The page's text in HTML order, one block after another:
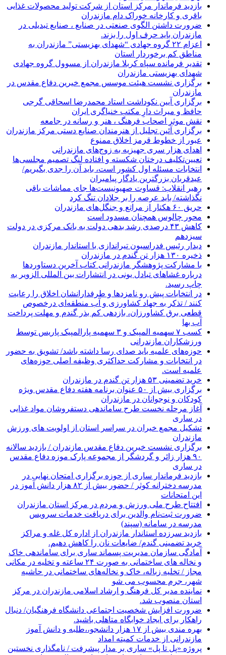
بازدید فرماندار مرکز استان از شرکت تولید محصولات غذایی
باقری و کارخانه خوراک دام مازندران
ضرورت داشتن الگوی صنعتی در صنایع ، صنایع تبدیلی در
مازندران باید حرف اول را بزند.
اعزام ۲۲ گروه جهادی “شهدای بهزیستی” مازندران به
مناطق کم برخوردار استان
تقدیر فرمانده سپاه کربلا مازندران از مسوول گروه جهادی
شهدای بهزیستی مازندران
برگزاری نشست هیئت موسس مجمع خیرین دفاع مقدس در
مازندران
برگزاری آیین نکوداشت استاد محمدرضا اسحاقی گرجی
حافظ و میراث دارِ مکتب خنیاگری ایران
نقش موثر اصحاب فرهنگ ، هنر و رسانه در جامعه
برگزاری آئین تجلیل از هنرمندان صنایع دستی مرکز مازندران
عبور از خطوط قرمز اخلاق ممنوع
اهدای هزار سری جهیزیه به زوج‌های مازندرانی
تعیین‌تکلیف درختان شکسته و افتاده لنگ تصمیم مجلسی‌ها
انتخابات مسئله اول کشور است، باید آن را جدی بگیریم/
عیدقربان بزرگترین یادگار پیامبران
رهبر انقلاب: قساوت صهیونیست‌ها جای مماشات باقی
نگذاشته/ باید عرصه را بر جلادان تنگ کرد
حریق ۶۰ هکتار از مراتع و جنگل‌های مازندران
محور چالوس همچنان مسدود است
کاهش ۴۳ درصدی رشد بدهی دولت به بانک مرکزی در دولت
سیزدهم
دیدار رئیس فدراسیون تیراندازی با استاندار مازندران
ذخیره ۱۳۰ هزار تن گندم در مازندران
با مشارکت پژوهشگر مازندرانی كتاب آخرین دستاوردها
درباره غشاهای تبادل یونی در انتشارات بین المللی الزویر به
چاپ رسید.
در انتخابات پیش رو نامزدها و طرفدارانشان اخلاق را رعایت
کنند / تذکر به جهاد کشاورزی و آب منطقه‌ای درخصوص
قطعی برق کشاورزان، بازدهی کم بذر گندم و مهلت پرداخت
آب بها
کسب ۷ سهمیه المپیک و ۳ سهمیه پارالمپیک پاریس توسط
ورزشکاران مازندرانی
حوزه‌های علمیه باید صدای رسا داشته باشد/ تشویق به حضور
در انتخابات و مشارکت حداکثری وظیفه اصلی حوزه‌های
علمیه است.
خرید تضمینی ۵۳ هزار تن گندم در مازندران
برگزاری بیش از ۵۰ عنوان برنامه هفته دفاع مقدس ویژه
کودکان و نوجوانان در مازندران
آغاز مرحله نخست طرح ساماندهی دستفروشان مواد غذایی
در ساری
تشکیل مجمع خیران در سراسر استان از اولویت های ورزش
مازندران
برگزاری نشست خیرین دفاع مقدس مازندران / بازدید سالانه
۹۰ هزار زائر و گردشگر از مجموعه پارک موزه دفاع مقدس
در ساری
بازدید فرماندار ساری از حوزه برگزاری امتحان نهایی در
مدرسه دخترانه کوثر / حضور بیش از ۸۲ هزار دانش آموز در
این امتحانات
افتتاح طرح ملی ورزش و مردم در مرکز استان مازندران
ضرورت ثبت‌نام والدین برای دریافت خدمات سرویس
مدرسه در سامانه (سپند)
بازدید سرزده استاندار مازندران از اداره کل غله و مراکز
خرید تضمینی گندم/ ضایعات نان را کاهش دهیم.
آمادگی سازمان مدیریت پسماند ساری برای ساماندهی خاک
و نخاله های ساختمانی به صورت ۲۴ ساعته و تخلیه در مکانی
مجاز / تخلیه زباله، خاک و نخاله‌های ساختمانی در حاشیه
شهر، جرم محسوب می شو
نماینده مدیر کل فرهنگ و ارشاد اسلامی مازندران در مرکز
استان منصوب شد.
ضرورت افزایش شخصیت اجتماعی دانشگاه فرهنگیان/ دنبال
راهکار برای ایجاد خوابگاه متاهلی باشید.
بهره مندی بیش از ۱۷ هزار دانشجو،،طلبه و دانش آموز
مازندرانی از خدمات کمیته امداد
پروژه «پل تا پل» ساری بر مدار پیشرفت / نامگذاری نخستین